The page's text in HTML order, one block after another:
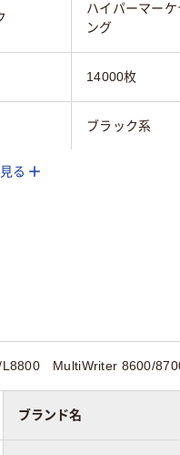
ハイパーマーケ
ング
14000枚
ブラック系
る
MultiWriter 8600/
ブランド名